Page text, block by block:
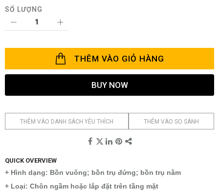
SỐ LƯỢNG
THÊM VÀO GIỎ HÀNG
BUY NOW
THÊM VÀO DANH SÁCH YÊU THÍCH THÊM VÀO SO SÁNH
QUICK OVERVIEW
+ Hình dạng: Bồn vuông; bồn trụ đứng; bồn trụ nằm
+ Loại: Chôn ngầm hoặc lắp đặt trên tầng mặt